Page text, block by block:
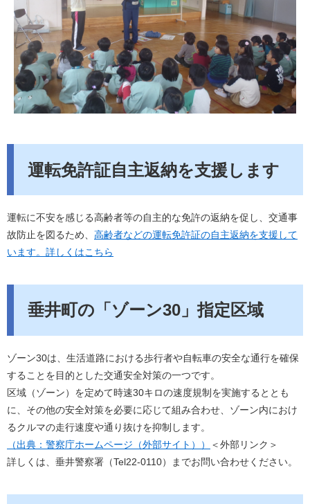
運転免許証自主返納を支援します
運転に不安を感じる高齢者等の自主的な免許の返納を促し、交通事
故防止を図るため、 高齢者などの運転免許証の自主返納を支援して
います。詳しくはこちら
垂井町の「ゾーン30」指定区域
ゾーン30は、生活道路における歩行者や自転車の安全な通行を確保
することを目的とした交通安全対策の一つです。
区域（ゾーン）を定めて時速30キロの速度規制を実施するととも
に、その他の安全対策を必要に応じて組み合わせ、ゾーン内におけ
るクルマの走行速度や通り抜けを抑制します。
（出典：警察庁ホームページ（外部サイト））
＜外部リンク＞
詳しくは、垂井警察署（Tel22-0110）までお問い合わせください。